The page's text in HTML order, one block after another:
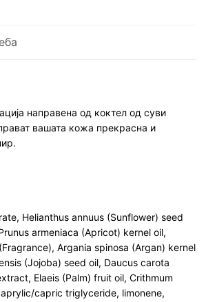
направена од коктел од суви
вашата кожа прекрасна и
Helianthus annuus (Sunflower) seed
armeniaca (Apricot) kernel oil,
Argania spinosa (Argan) kernel
(Jojoba) seed oil, Daucus carota
Elaeis (Palm) fruit oil, Crithmum
capric triglyceride, limonene,